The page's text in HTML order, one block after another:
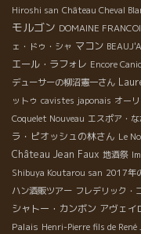
Hiroshi san Château Cheval
モルゴン DOMAINE
ェ・ドゥ・シャ マコン
エール・ラフォレ Encore
デューサーの柳沼憲一さん
ットゥ cavistes japonais オー
Coquelet Nouveau エスポア・
ラ・ピオッシュの林さん Le
Château Jean Faux 地酒祭
Shibuya Koutarou san 2017年
ハン酒販ツアー フレデリック・
シャトー・カンボン アヴェイ
Palais Henri-Pierre fils de René